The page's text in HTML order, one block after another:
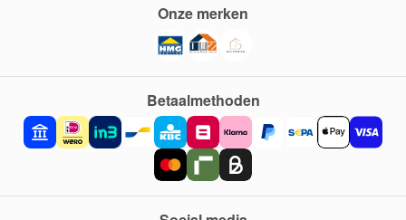
Betaalmethoden
Onze merken